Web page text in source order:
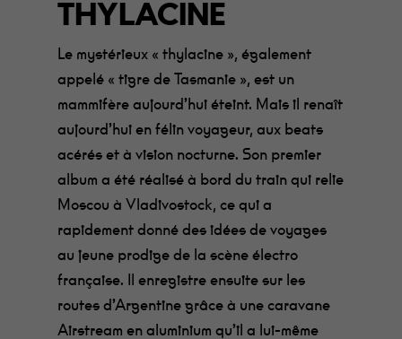
THYLACINE
Le mystérieux « thylacine », également
appelé « tigre de Tasmanie », est un
mammifère aujourd’hui éteint. Mais il renaît
aujourd’hui en félin voyageur, aux beats
acérés et à vision nocturne. Son premier
album a été réaliséà bord du train qui relie
Moscou à Vladivostock, ce qui a
rapidement donné des idées de voyages
au jeune prodige de la scène électro
française. Il enregistre ensuite sur les
routes d’Argentine grâce à une caravane
Airstream en aluminium qu’il a lui-même